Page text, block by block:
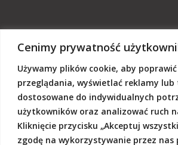
Cenimy prywatność
Używamy plików cookie, aby
przeglądania, wyświetlać reklamy lub
dostosowane do indywidualnych
użytkowników oraz analizować ruch
Kliknięcie przycisku „Akceptuj
zgodę na wykorzystywanie przez nas
„Akcent” jest czasopismem niezależnym,
budżetowych oraz darowizn. Będziemy
Państwo wesprzeć dowolną
Wschodnia Fundacja Kultury „Akcent”, ul.
Nr rachunku:
(z dopiskiem: Darowizna na działalność
Fundacji Kultury Akcent w sferze